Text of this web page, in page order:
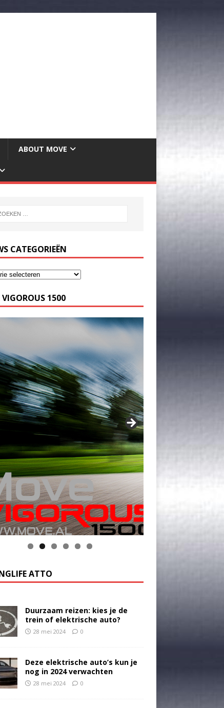
ABOUT MOVE
CATEGORIEËN
VIGOROUS 1500
de foto voor meer informatie
ATTO
Duurzaam reizen: kies je de
trein of elektrische auto?
28 mei 2024 0
Deze elektrische auto’s kun je
nog in 2024 verwachten
28 mei 2024 0